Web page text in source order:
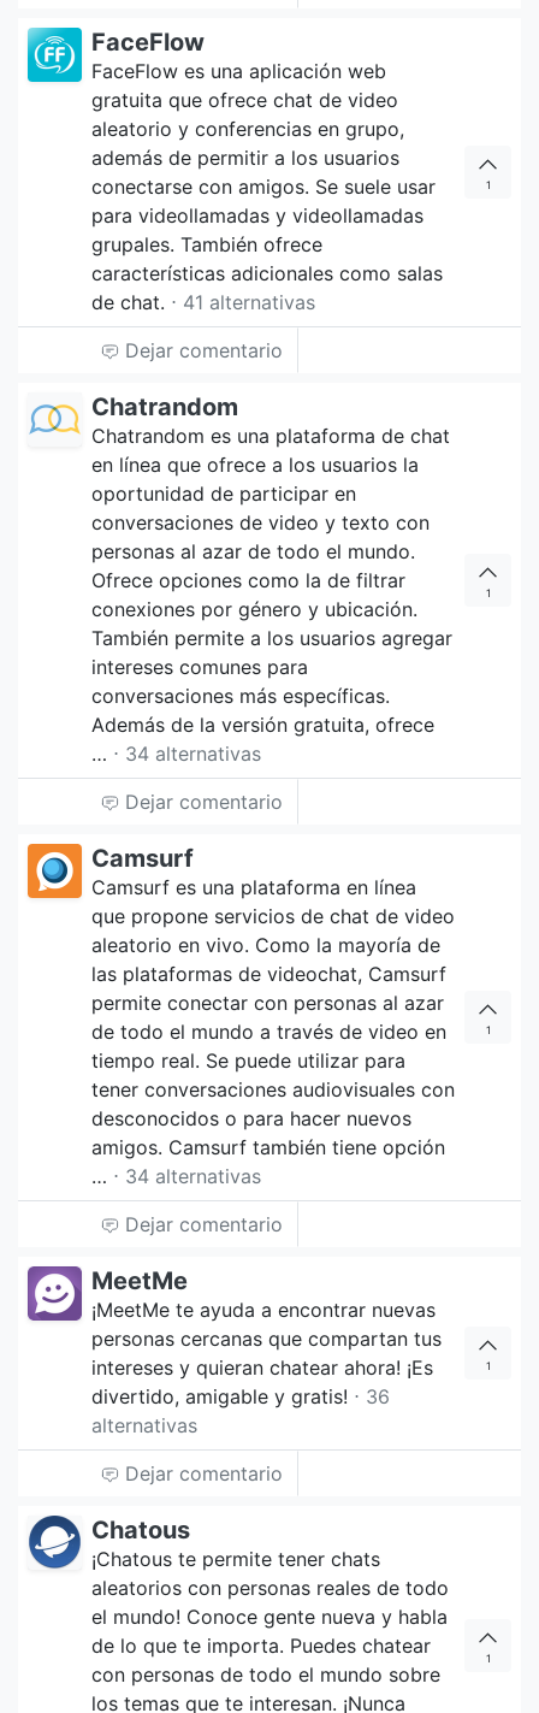
FaceFlow
FaceFlow es una aplicación web
gratuita que ofrece chat de video
aleatorio y conferencias en grupo,
además de permitir a los usuarios
conectarse con amigos. Se suele usar
para videollamadas y videollamadas
grupales. También ofrece
características adicionales como salas
de chat. ⋅ 41 alternativas
1
Dejar comentario
Chatrandom
Chatrandom es una plataforma de chat
en línea que ofrece a los usuarios la
oportunidad de participar en
conversaciones de video y texto con
personas al azar de todo el mundo.
Ofrece opciones como la de filtrar
conexiones por género y ubicación.
También permite a los usuarios agregar
intereses comunes para
conversaciones más específicas.
Además de la versión gratuita, ofrece
… ⋅ 34 alternativas
1
Dejar comentario
Camsurf
Camsurf es una plataforma en línea
que propone servicios de chat de video
aleatorio en vivo. Como la mayoría de
las plataformas de videochat, Camsurf
permite conectar con personas al azar
de todo el mundo a través de video en
tiempo real. Se puede utilizar para
tener conversaciones audiovisuales con
desconocidos o para hacer nuevos
amigos. Camsurf también tiene opción
… ⋅ 34 alternativas
1
Dejar comentario
MeetMe
¡MeetMe te ayuda a encontrar nuevas
personas cercanas que compartan tus
intereses y quieran chatear ahora! ¡Es
divertido, amigable y gratis! ⋅ 36
alternativas
1
Dejar comentario
Chatous
¡Chatous te permite tener chats
aleatorios con personas reales de todo
el mundo! Conoce gente nueva y habla
de lo que te importa. Puedes chatear
con personas de todo el mundo sobre
los temas que te interesan. ¡Nunca
1